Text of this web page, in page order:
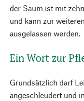
der Saum ist mit
und kann zur
ausgelassen werden.
Ein Wort zur
Grundsätzlich darf
angeschleudert und